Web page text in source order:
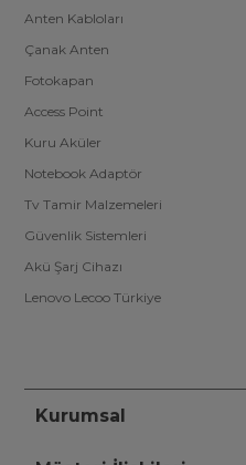
Anten Kabloları
Çanak Anten
Fotokapan
Access Point
Kuru Aküler
Notebook Adaptör
Tv Tamir Malzemeleri
Güvenlik Sistemleri
Akü Şarj Cihazı
Lenovo Lecoo Türkiye
Kurumsal